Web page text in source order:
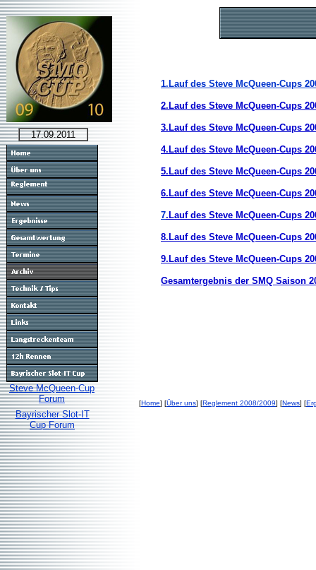
17.09.2011
Steve McQueen-Cup
Forum
Bayrischer Slot-IT
Cup Forum
1.Lauf des Steve McQueen-Cups
2.Lauf des Steve McQueen-Cups
3.Lauf des Steve McQueen-Cups
4.Lauf des Steve McQueen-Cups
5.Lauf des Steve McQueen-Cups
6.Lauf des Steve McQueen-Cups
7.Lauf des Steve McQueen-Cups
8.Lauf des Steve McQueen-Cups
9.Lauf des Steve McQueen-Cups
Gesamtergebnis der SMQ Saison
[Home] [Über uns] [Reglement 2008/2009] [News] [